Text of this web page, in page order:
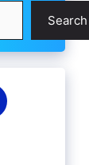
Search